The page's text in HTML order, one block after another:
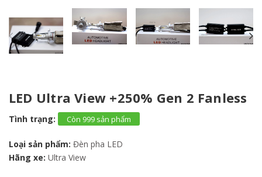
LED Ultra View +250% Gen 2 Fanless
Tình trạng: Còn 999 sản phẩm
Loại sản phẩm: Đèn pha LED
Hãng xe: Ultra View